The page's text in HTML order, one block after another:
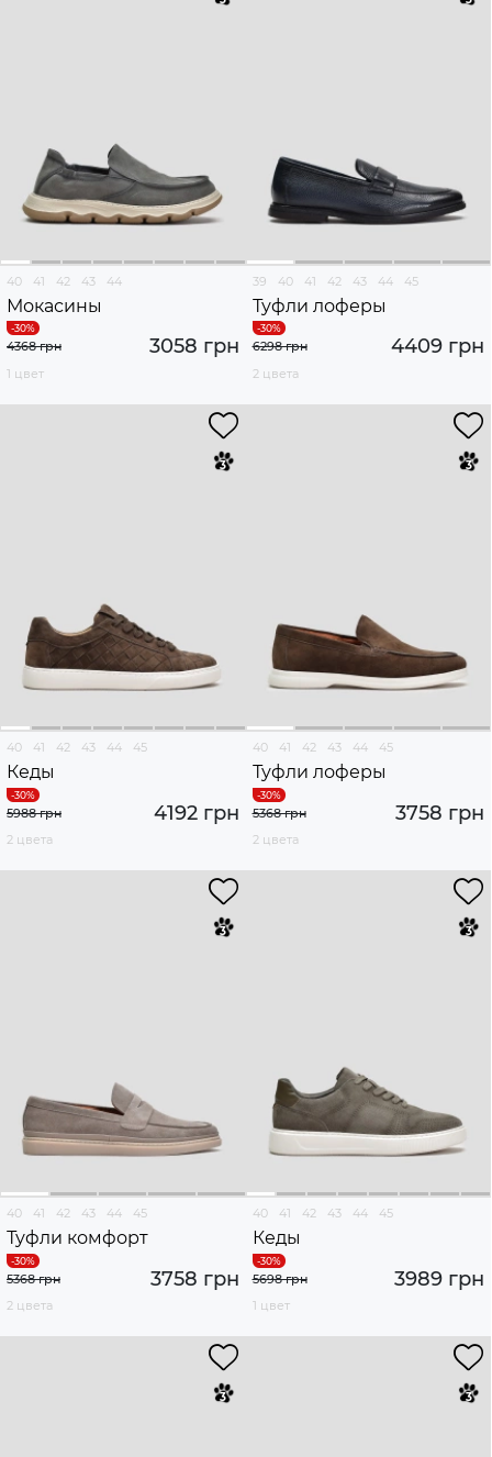
40 41 42 43 44
Мокасины
3058 грн
4368 грн
1 цвет
39 40 41 42 43 44 45
Туфли лоферы
4409 грн
6298 грн
2 цвета
40 41 42 43 44 45
Кеды
4192 грн
5988 грн
2 цвета
40 41 42 43 44 45
Туфли лоферы
3758 грн
5368 грн
2 цвета
40 41 42 43 44 45
Туфли комфорт
3758 грн
5368 грн
2 цвета
40 41 42 43 44 45
Кеды
3989 грн
5698 грн
1 цвет